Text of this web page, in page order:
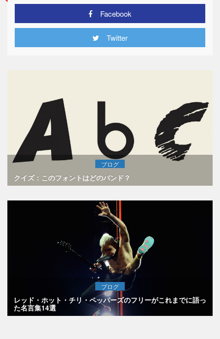
Facebook
Twitter
ブログ
クイズ：このフォントはどのバンド？
ブログ
レッド・ホット・チリ・ペッパーズのフリーがこれまでに語っ
た名言集14選